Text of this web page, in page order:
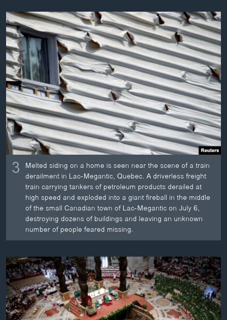
3 Melted siding on a home is seen near the scene of a train
derailment in Lac-Megantic, Quebec. A driverless freight
train carrying tankers of petroleum products derailed at
high speed and exploded into a giant fireball in the middle
of the small Canadian town of Lac-Megantic on July 6,
destroying dozens of buildings and leaving an unknown
number of people feared missing.